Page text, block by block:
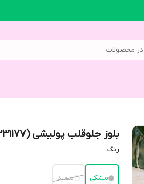
محصولات
بلوز جلوقلب پولیشی (331177)
رنگ
مشکی سفید